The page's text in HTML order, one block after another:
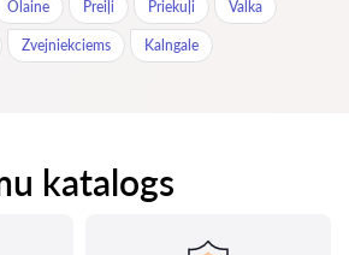
Olaine Preiļi Priekuļi Valka
Zvejniekciems Kalngale
katalogs